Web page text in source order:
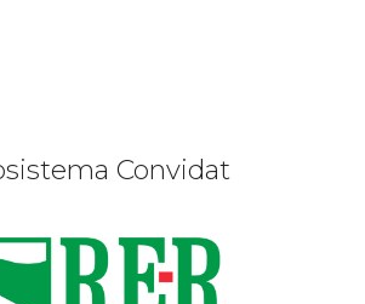
Convidat